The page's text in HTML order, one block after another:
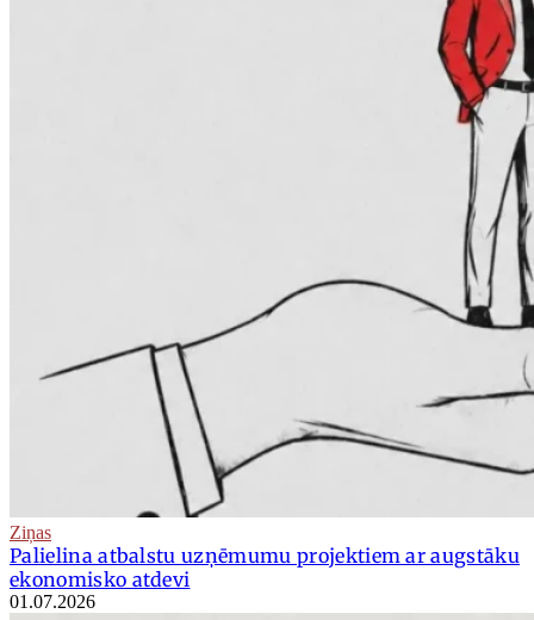
Ziņas
Palielina atbalstu uzņēmumu projektiem ar augstāku
ekonomisko atdevi
01.07.2026